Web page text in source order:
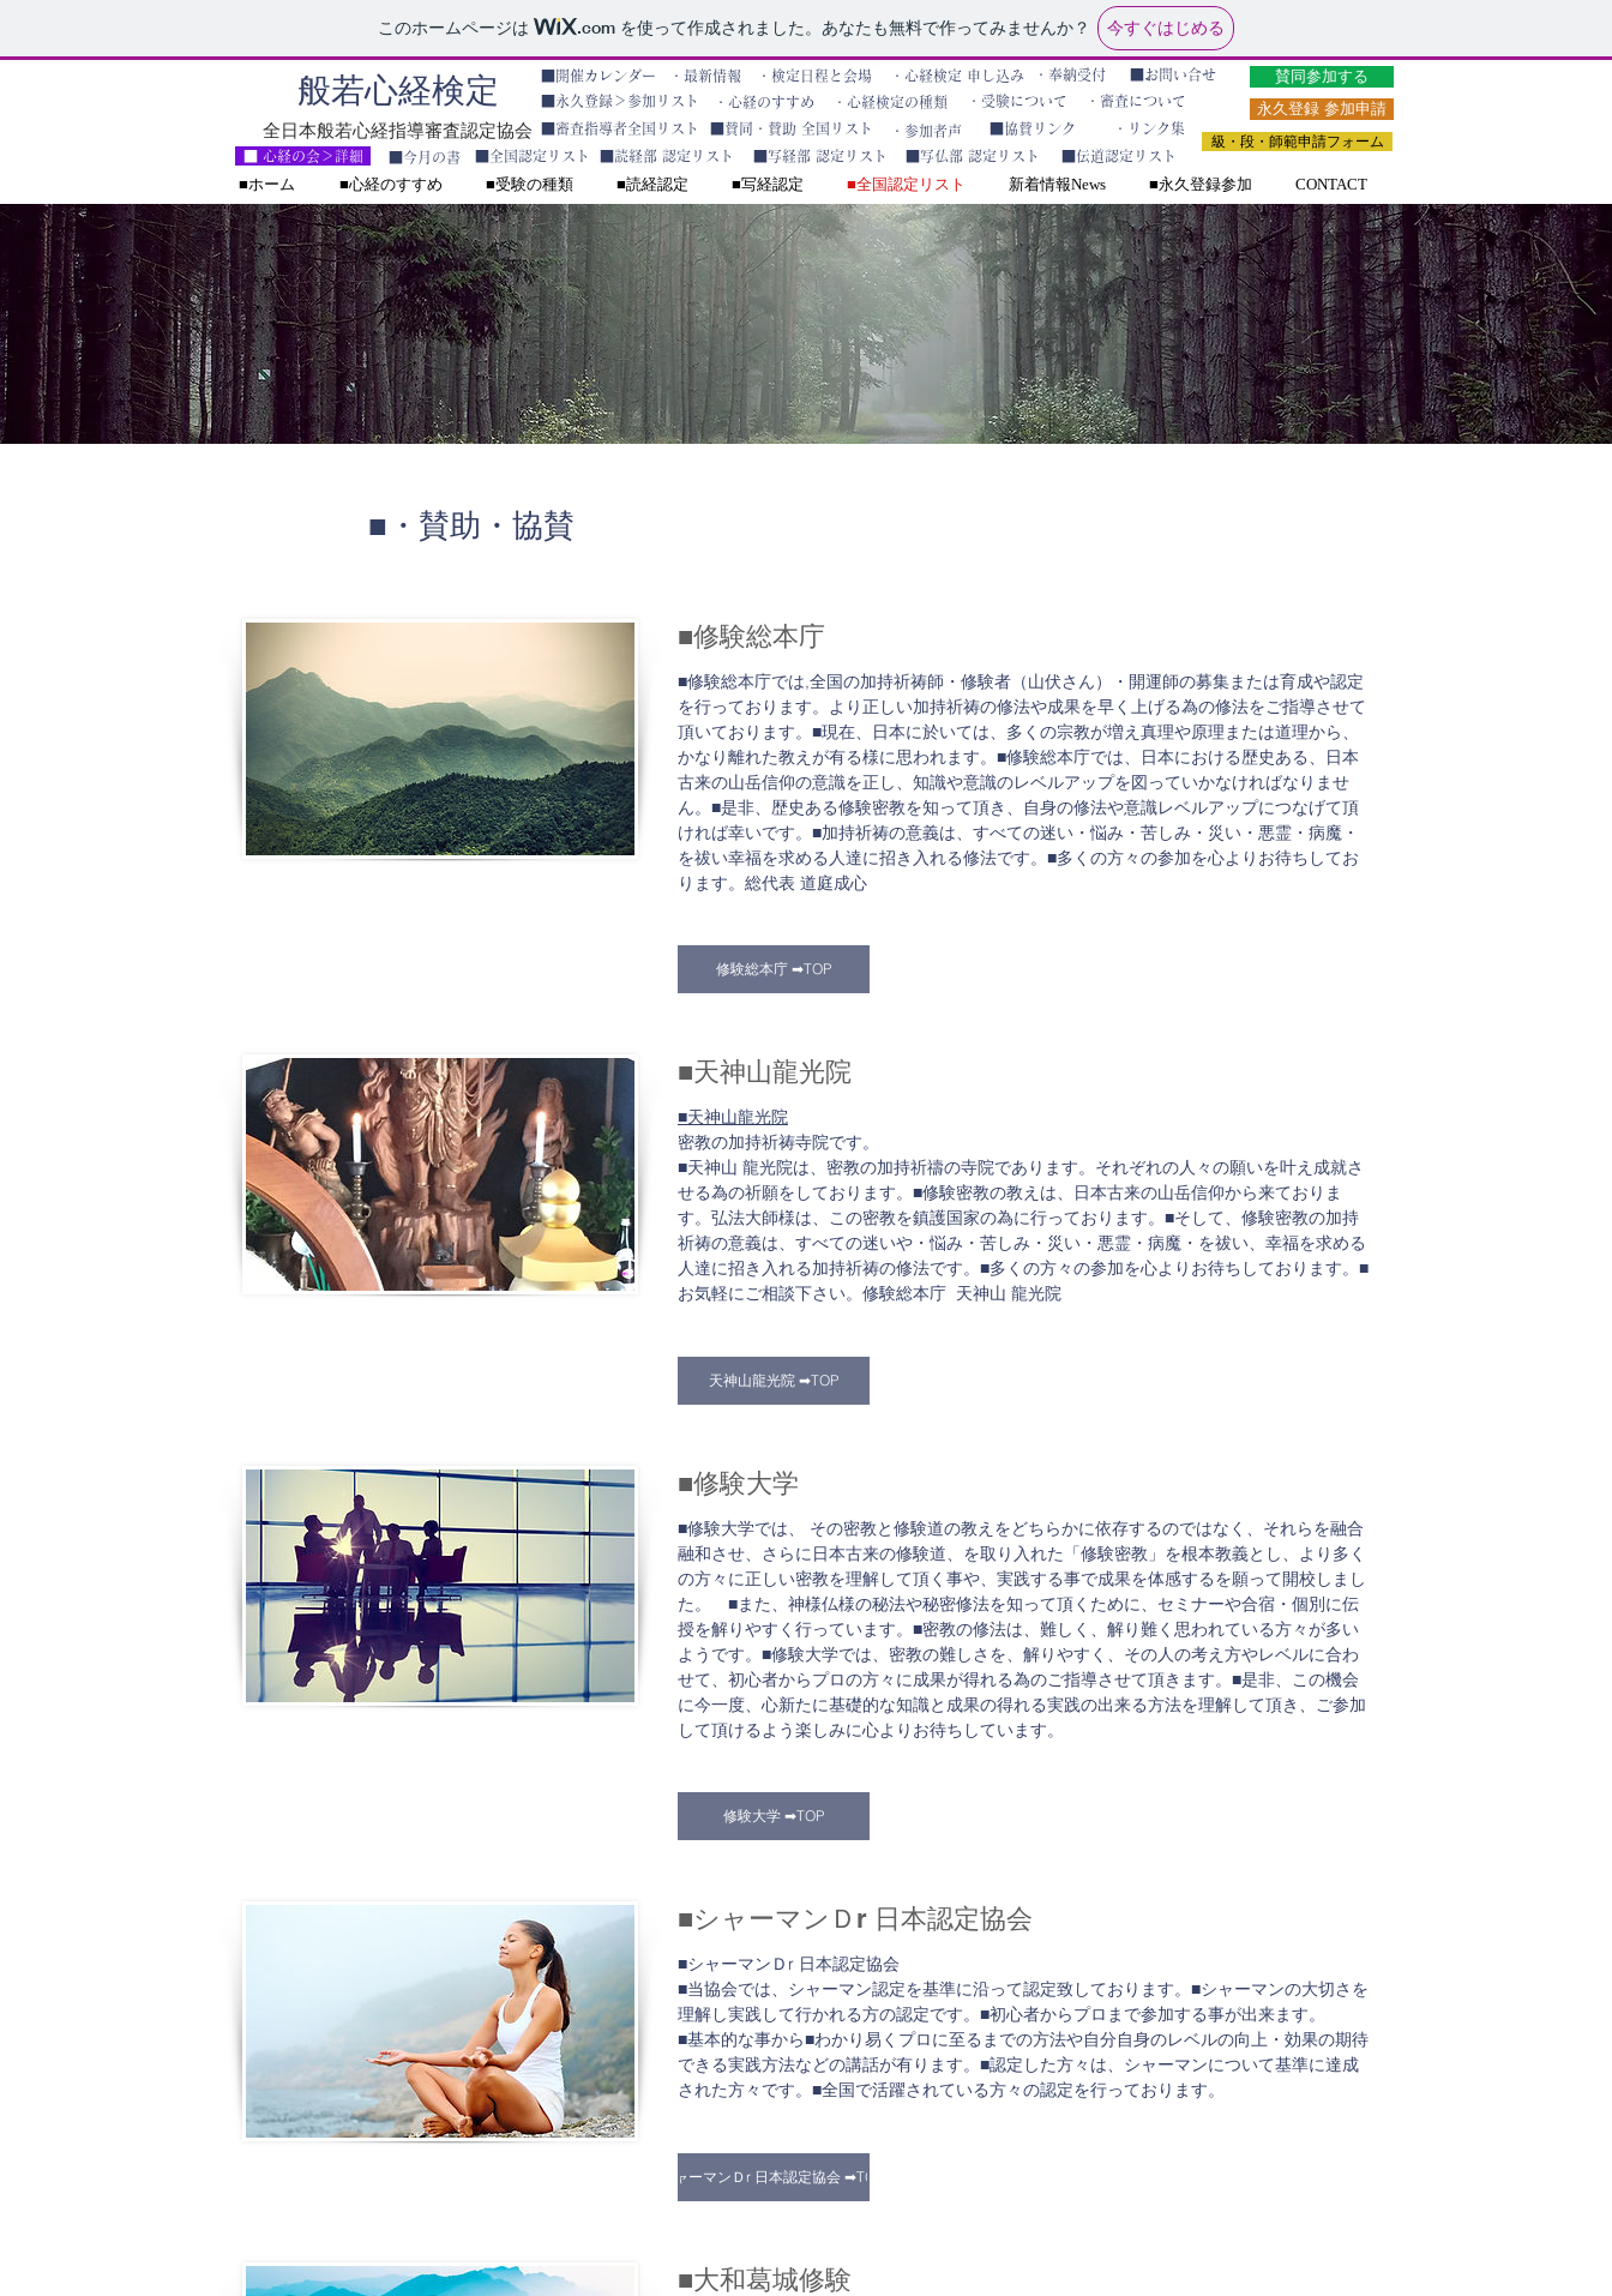
このホームページは .com を使って作成されました。あなたも無料で作ってみませんか？ 今すぐはじめる
■ホーム ■心経のすすめ ■受験の種類 ■読経認定 ■写経認定 ■全国認定リスト 新着情報News ■永久登録参加 CONTACT
般若心経検定
全日本般若心経指導審査認定協会
​・検定日程と会場 ・奉納受付 ■お問い合せ
・心経検定 申し込み
■永久登録＞参加リスト
・心経のすすめ ・心経検定の種類 ・受験について ・審査について
​■開催カレンダー ・最新情報
■審査指導者全国リスト ■賛同・賛助 全国リスト ・参加者声 ■協賛リンク
・リンク集
■ 心経の会＞詳細
■今月の書 ■全国認定リスト ■読経部 認定リスト ■写経部 認定リスト ■写仏部 認定リスト ■伝道認定リスト
永久登録 参加申請
級・段・師範申請フォーム
賛同参加する
■・賛助・協賛
■修験総本庁
■修験総本庁では,全国の加持祈祷師・修験者（山伏さん）・開運師の募集または育成や認定
を行っております。より正しい加持祈祷の修法や成果を早く上げる為の修法をご指導させて
頂いております。■現在、日本に於いては、多くの宗教が増え真理や原理または道理から、
かなり離れた教えが有る様に思われます。■修験総本庁では、日本における歴史ある、日本
古来の山岳信仰の意識を正し、知識や意識のレベルアップを図っていかなければなりませ
ん。■是非、歴史ある修験密教を知って頂き、自身の修法や意識レベルアップにつなげて頂
ければ幸いです。■加持祈祷の意義は、すべての迷い・悩み・苦しみ・災い・悪霊・病魔・
を祓い幸福を求める人達に招き入れる修法です。■多くの方々の参加を心よりお待ちしてお
ります。総代表 道庭成心
修験総本庁 ➡TOP
■天神山龍光院
■天神山龍光院
密教の加持祈祷寺院です。
■天神山 龍光院は、密教の加持祈禱の寺院であります。それぞれの人々の願いを叶え成就さ
せる為の祈願をしております。■修験密教の教えは、日本古来の山岳信仰から来ておりま
す。弘法大師様は、この密教を鎮護国家の為に行っております。■そして、修験密教の加持
祈祷の意義は、すべての迷いや・悩み・苦しみ・災い・悪霊・病魔・を祓い、幸福を求める
人達に招き入れる加持祈祷の修法です。■多くの方々の参加を心よりお待ちしております。■
お気軽にご相談下さい。修験総本庁 天神山 龍光院
天神山龍光院 ➡TOP
■修験大学​
■修験大学では、 その密教と修験道の教えをどちらかに依存するのではなく、それらを融合
融和させ、さらに日本古来の修験道、を取り入れた「修験密教」を根本教義とし、より多く
の方々に正しい密教を理解して頂く事や、実践する事で成果を体感するを願って開校しまし
た。 ■また、神様仏様の秘法や秘密修法を知って頂くために、セミナーや合宿・個別に伝
授を解りやすく行っています。■密教の修法は、難しく、解り難く思われている方々が多い
ようです。■修験大学では、密教の難しさを、解りやすく、その人の考え方やレベルに合わ
せて、初心者からプロの方々に成果が得れる為のご指導させて頂きます。■是非、この機会
に今一度、心新たに基礎的な知識と成果の得れる実践の出来る方法を理解して頂き、ご参加
して頂けるよう楽しみに心よりお待ちしています。
修験大学​ ➡TOP
■シャーマンＤr 日本認定協会
■シャーマンＤr 日本認定協会
■当協会では、シャーマン認定を基準に沿って認定致しております。■シャーマンの大切さを
理解し実践して行かれる方の認定です。■初心者からプロまで参加する事が出来ます。
■基本的な事から■わかり易くプロに至るまでの方法や自分自身のレベルの向上・効果の期待
できる実践方法などの講話が有ります。■認定した方々は、シャーマンについて基準に達成
された方々です。■全国で活躍されている方々の認定を行っております。
シャーマンＤr 日本認定協会 ➡TOP .
■大和葛城修験